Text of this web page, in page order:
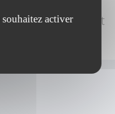
Saint-Vaast
activer